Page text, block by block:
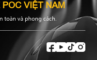
VIỆT NAM
toàn và phong cách.